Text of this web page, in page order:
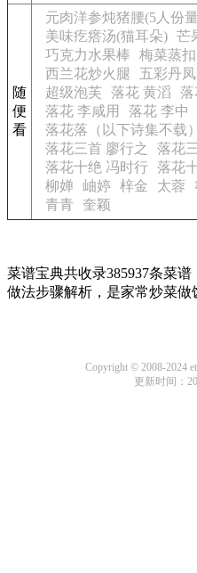
随
便
看
元肉洋参炖猪腰(5人份
美味疙瘩汤(猫耳朵) 芒
巧克力水果棒
梅菜蒸
西兰花炒火腿
五彩丹
超级泡芙 落花 黄滔 落
落花 李咸用
落花 李中
落花落（以下诗集不载
落花三首 廖行之
落花
落花十绝 冯时行
落花
柳婵
岫婷 梓金 太蓉
青青
奎颖
菜谱宝典共收录385937条菜
做法步骤解析，是家常炒菜做
Copyright © 2008-2024
更新时间：